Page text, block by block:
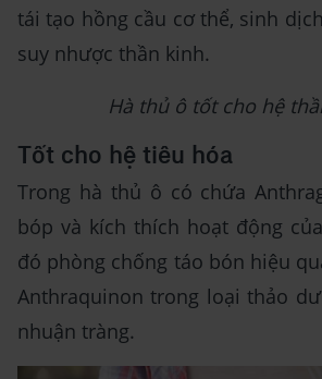
tái tạo hồng cầu cơ thể, sinh
suy nhược thần kinh.
Hà thủ ô tốt cho hệ
Tốt cho hệ tiêu hóa
Trong hà thủ ô có chứa
bóp và kích thích hoạt động
đó phòng chống táo bón hiệu
Anthraquinon trong loại thảo
nhuận tràng.